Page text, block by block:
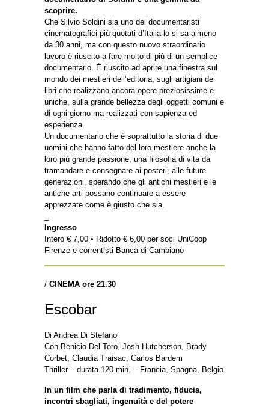
scoprire.
Che Silvio Soldini sia uno dei documentaristi
cinematografici più quotati d’Italia lo si sa almeno
da 30 anni, ma con questo nuovo straordinario
lavoro è riuscito a fare molto di più di un semplice
documentario. È riuscito ad aprire una finestra sul
mondo dei mestieri dell’editoria, sugli artigiani dei
libri che realizzano ancora opere preziosissime e
uniche, sulla grande bellezza degli oggetti comuni e
di ogni giorno ma realizzati con sapienza ed
esperienza.
Un documentario che è soprattutto la storia di due
uomini che hanno fatto del loro mestiere anche la
loro più grande passione; una filosofia di vita da
tramandare e consegnare ai posteri, alle future
generazioni, sperando che gli antichi mestieri e le
antiche arti possano continuare a essere
apprezzate come è giusto che sia.
Ingresso
Intero € 7,00 • Ridotto € 6,00 per soci UniCoop
Firenze e correntisti Banca di Cambiano
/ CINEMA ore 21.30
Escobar
Di Andrea Di Stefano
Con Benicio Del Toro, Josh Hutcherson, Brady
Corbet, Claudia Traisac, Carlos Bardem
Thriller – durata 120 min. – Francia, Spagna, Belgio
In un film che parla di tradimento, fiducia,
incontri sbagliati, ingenuità e del potere